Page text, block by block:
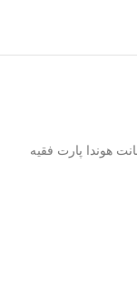
هوندا پارت فقیه